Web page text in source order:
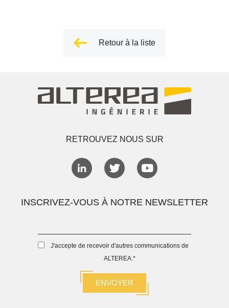
Retour à la liste
RETROUVEZ NOUS SUR
INSCRIVEZ-VOUS À NOTRE NEWSLETTER
J'accepte de recevoir d'autres communications de
ALTEREA. *